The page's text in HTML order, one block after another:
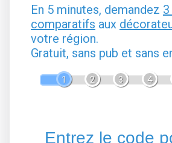
En 5 minutes, demandez
comparatifs aux
votre région.
Gratuit, sans pub et sans
1 2 3 4
Entrez le code